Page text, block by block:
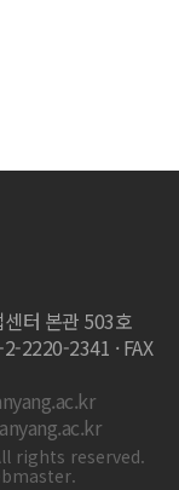
터 본관 503호
2220-2341 · FAX
rights reserved.